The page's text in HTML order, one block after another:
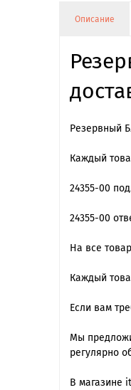
Описание
Резервный
Каждый
24355-00
24355-00
На все
Каждый
Если вам
Мы
регулярно
В магазине